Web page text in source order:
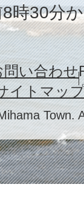
時30分
問い合わせ
イトマッ
Town.